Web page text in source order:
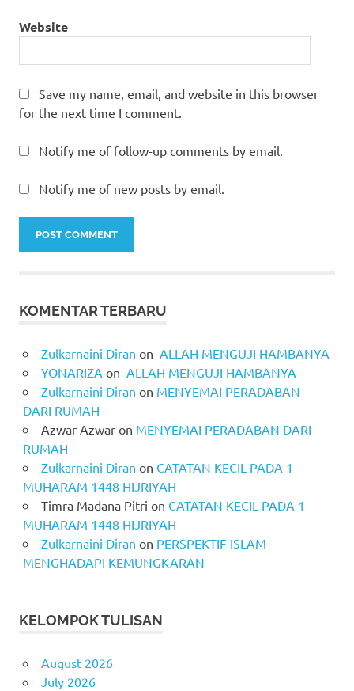
Website
Save my name, email, and website in this browser
for the next time I comment.
Notify me of follow-up comments by email.
Notify me of new posts by email.
KOMENTAR TERBARU
Zulkarnaini Diran on ALLAH MENGUJI HAMBANYA
YONARIZA on ALLAH MENGUJI HAMBANYA
Zulkarnaini Diran on MENYEMAI PERADABAN
DARI RUMAH
Azwar Azwaron MENYEMAI PERADABAN DARI
RUMAH
Zulkarnaini Diran on CATATAN KECIL PADA 1
MUHARAM 1448 HIJRIYAH
Timra Madana Pitri on CATATAN KECIL PADA 1
MUHARAM 1448 HIJRIYAH
Zulkarnaini Diran on PERSPEKTIF ISLAM
MENGHADAPI KEMUNGKARAN
KELOMPOK TULISAN
August 2026
July 2026